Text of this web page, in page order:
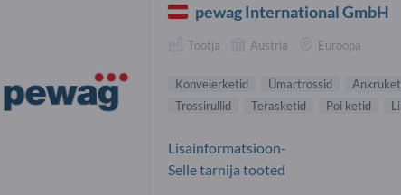
pewag International GmbH
Tootja Austria Euroopa
Konveierketid Ümartrossid
Trossirullid
Terasketid Poi ketid
Lisainformatsioon-
Selle tarnija tooted